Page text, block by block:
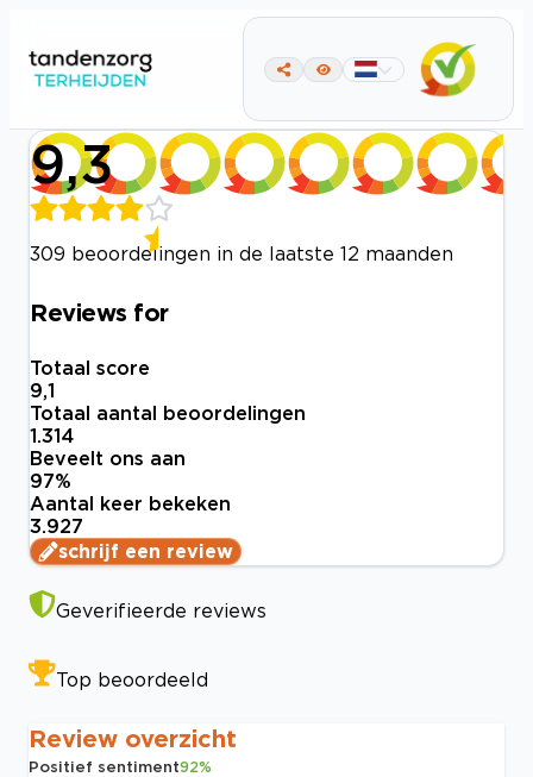
9,3
309 beoordelingen in de laatste 12 maanden
Reviews for
Totaal score
9,1
Totaal aantal beoordelingen
1.314
Beveelt ons aan
97%
Aantal keer bekeken
3.927
schrijf een review
Geverifieerde reviews
Top beoordeeld
Review overzicht
Positief sentiment92%